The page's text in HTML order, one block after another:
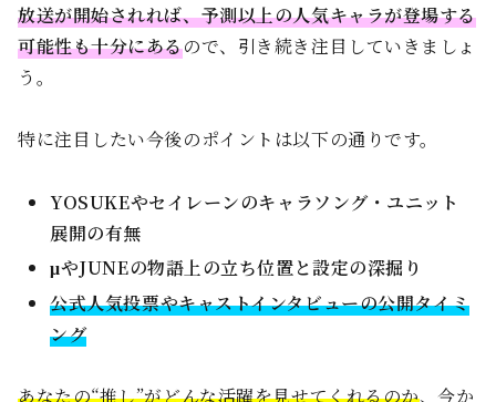
放送が開始されれば、予測以上の人気キャラが登場する
可能性も十分にあるので、引き続き注目していきましょ
う。
特に注目したい今後のポイントは以下の通りです。
YOSUKEやセイレーンのキャラソング・ユニット
展開の有無
μやJUNEの物語上の立ち位置と設定の深掘り
公式人気投票やキャストインタビューの公開タイミ
ング
あなたの“推し”がどんな活躍を見せてくれるのか、今か